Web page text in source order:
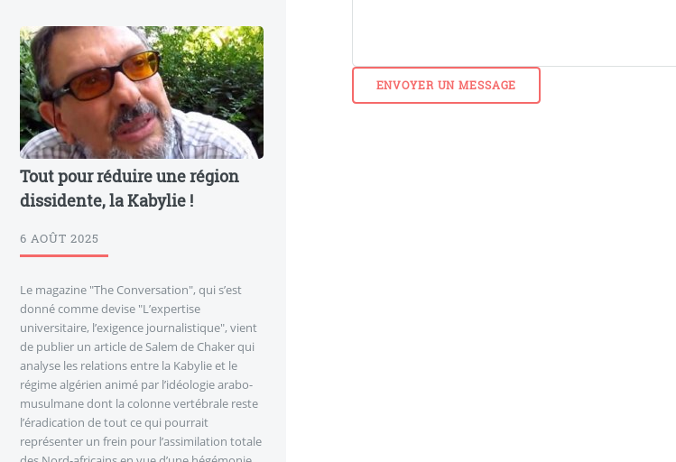
Tout pour réduire une région
dissidente, la Kabylie !
6 AOÛT 2025
Le magazine "The Conversation", qui s’est
donné comme devise "L’expertise
universitaire, l’exigence journalistique", vient
de publier un article de Salem de Chaker qui
analyse les relations entre la Kabylie et le
régime algérien animé par l’idéologie arabo-
musulmane dont la colonne vertébrale reste
l’éradication de tout ce qui pourrait
représenter un frein pour l’assimilation totale